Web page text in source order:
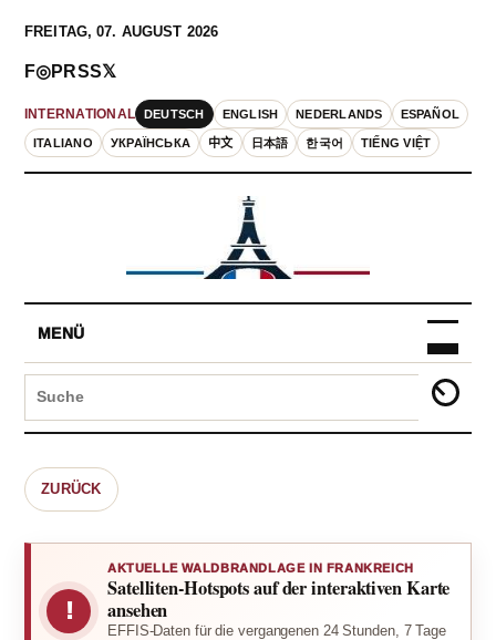
FREITAG, 07. AUGUST 2026
INTERNATIONAL DEUTSCH ENGLISH NEDERLANDS ESPAÑOL
ITALIANO УКРАЇНСЬКА 中文 日本語 한국어 TIẾNG VIỆT
F◎PRSS𝕏
MENÜ
ZURÜCK
!
AKTUELLE WALDBRANDLAGE IN FRANKREICH
Satelliten-Hotspots auf der interaktiven Karte
ansehen
EFFIS-Daten für die vergangenen 24 Stunden, 7 Tage